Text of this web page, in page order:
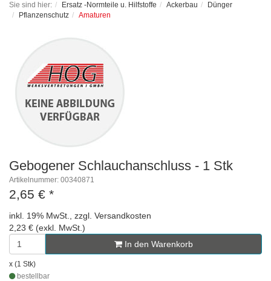
Sie sind hier: Ersatz -Normteile u. Hilfstoffe Ackerbau
Dünger
Pflanzenschutz
Amaturen
Gebogener Schlauchanschluss - 1 Stk
Artikelnummer: 00340871
2,65 € *
inkl. 19% MwSt., zzgl. Versandkosten
2,23 € (exkl. MwSt.)
In den Warenkorb
x (1 Stk)
bestellbar